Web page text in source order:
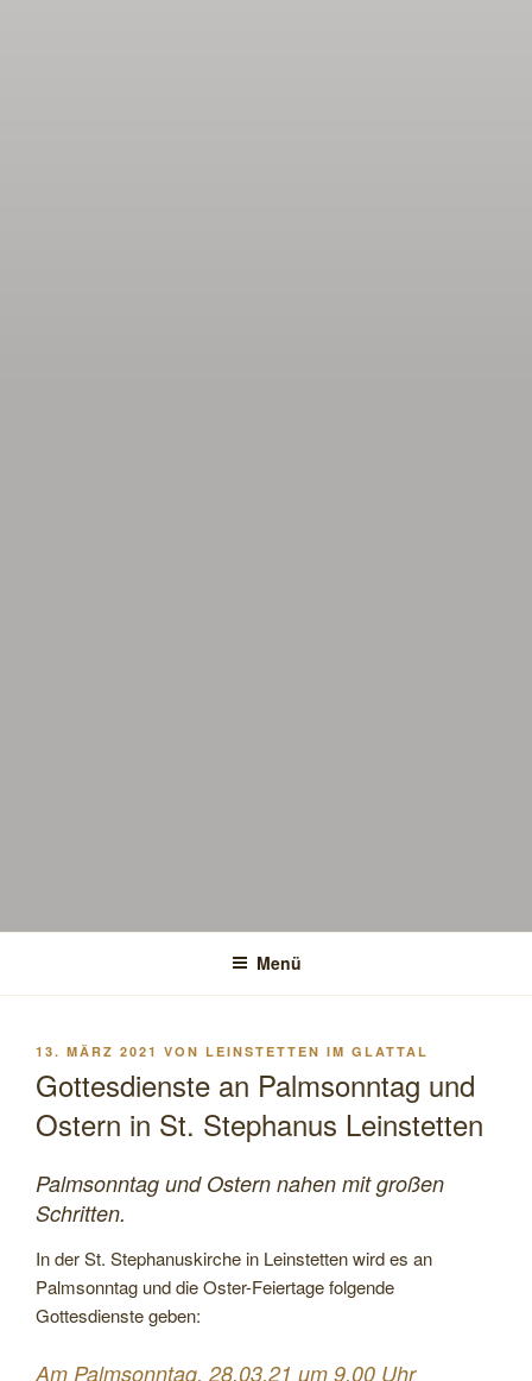
Menü
VERÖFFENTLICHT
13. MÄRZ 2021 VON LEINSTETTEN IM GLATTAL
Gottesdienste an Palmsonntag und
Ostern in St. Stephanus Leinstetten
Palmsonntag und Ostern nahen mit großen
Schritten.
In der St. Stephanuskirche in Leinstetten wird es an
Palmsonntag und die Oster-Feiertage folgende
Gottesdienste geben:
Am Palmsonntag, 28.03.21 um 9.00 Uhr